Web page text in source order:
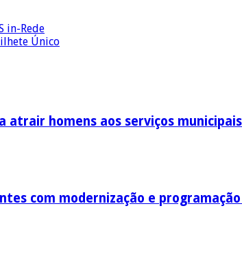
in-Rede
Único
homens aos serviços
com modernização e